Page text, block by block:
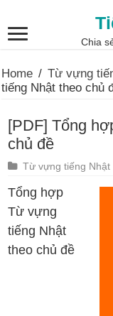
Chia
Home / Từ vựng
tiếng Nhật theo chủ
[PDF] Tổng
chủ đề
Từ vựng tiếng Nhật
Tổng hợp
Từ vựng
tiếng Nhật
theo chủ đề